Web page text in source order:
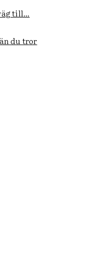
till...
du tror